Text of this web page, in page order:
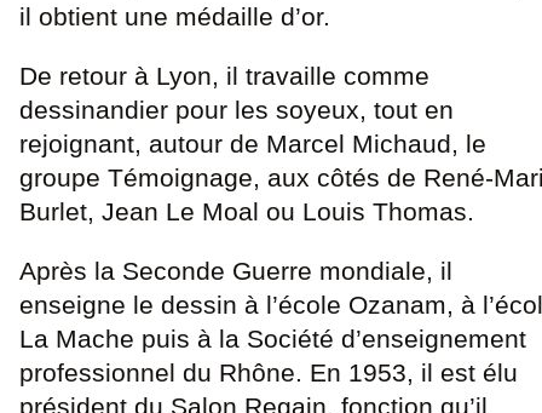
il obtient une médaille d’or.
De retour à Lyon, il travaille comme
dessinandier pour les soyeux, tout en
rejoignant, autour de Marcel Michaud, le
groupe Témoignage, aux côtés de René-
Burlet, Jean Le Moal ou Louis Thomas.
Après la Seconde Guerre mondiale, il
enseigne le dessin à l’école Ozanam, à
La Mache puis à la Société d’enseignement
professionnel du Rhône. En 1953, il est élu
président du Salon Regain, fonction qu’il